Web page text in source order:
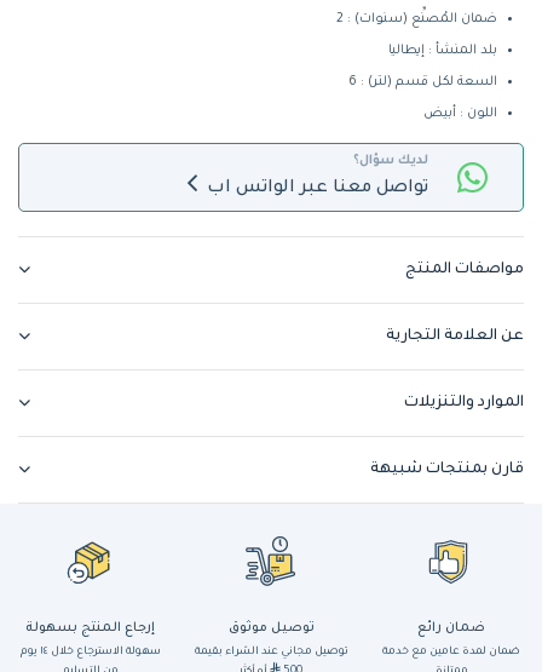
ضمان المُصنِّع (سنوات) : 2
بلد المنشأ : إيطاليا
السعة لكل قسم (لتر) : 6
اللون : أبيض
لديك سؤال؟
تواصل معنا عبر الواتس اب
مواصفات المنتج
عن العلامة التجارية
الموارد والتنزيلات
قارن بمنتجات شبيهة
ضمان رائع
ضمان لمدة عامين مع خدمة
توصيل موثوق
توصيل مجاني عند الشراء بقيمة
إرجاع المنتج بسهولة
سهولة الاسترجاع خلال ١٤ يوم